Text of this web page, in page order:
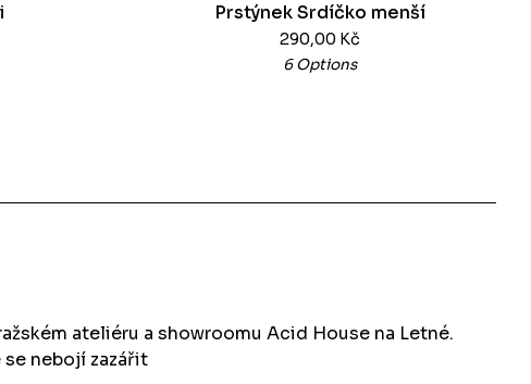
Prstýnek Srdíčko menší
290,00 Kč
6 Options
ateliéru a showroomu Acid House na Letné.
nebojí zazářit